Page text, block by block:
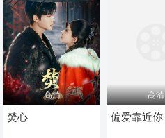
高清
焚心​
高清
偏爱靠近你​